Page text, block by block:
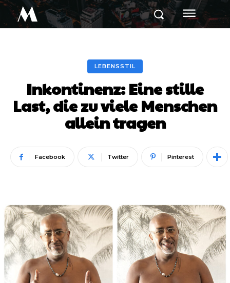
M
LEBENSSTIL
Inkontinenz: Eine stille
Last, die zu viele Menschen
allein tragen
Facebook Twitter Pinterest